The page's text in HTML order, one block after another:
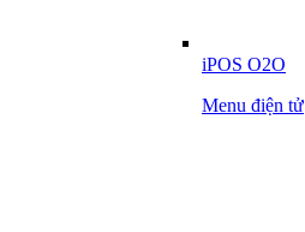
iPOS O2O
Menu điện tử